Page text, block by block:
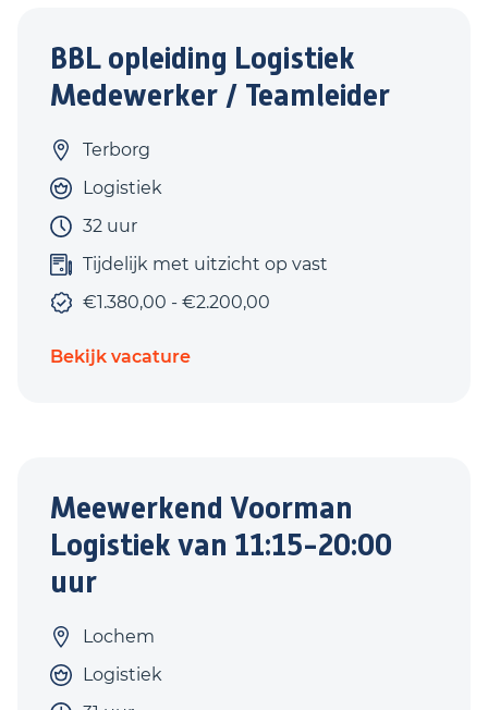
BBL opleiding Logistiek
Medewerker / Teamleider
Terborg
Logistiek
32 uur
Tijdelijk met uitzicht op vast
€1.380,00 - €2.200,00
Bekijk vacature
Meewerkend Voorman
Logistiek van 11:15-20:00
uur
Lochem
Logistiek